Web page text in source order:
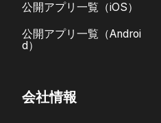
公開アプリ一覧（iOS）
公開アプリ一覧（Androi
d）
会社情報